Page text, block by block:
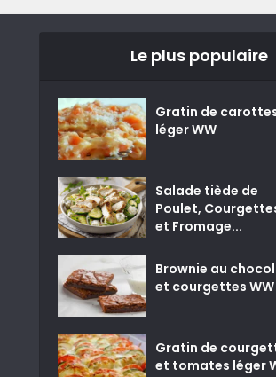
Le plus populaire
Gratin de
léger WW
Salade tiède de
Poulet,
et Fromage...
Brownie au
et courgettes WW
Gratin de
et tomates léger